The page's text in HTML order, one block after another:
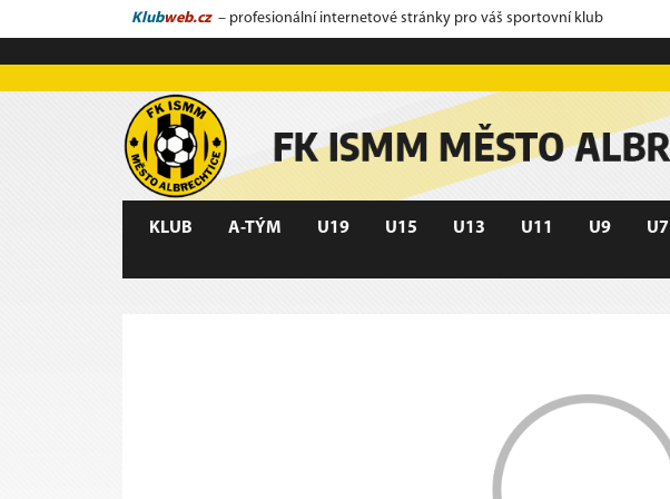
Klubweb.cz – profesionální internetové stránky pro váš sportovní klub
KLUB A-TÝM U19 U15 U13 U11 U9 U7